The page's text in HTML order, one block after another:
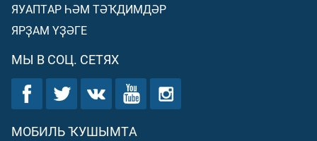
ЯУАПТАР ҺӘМ ТӘҠДИМДӘР
ЯРҘАМ ҮҘӘГЕ
МЫ В СОЦ. СЕТЯХ
МОБИЛЬ ҠУШЫМТА